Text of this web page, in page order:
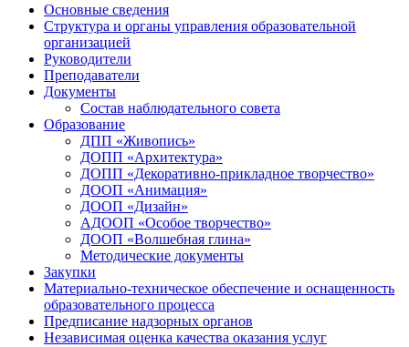
Основные сведения
Структура и органы управления образовательной
организацией
Руководители
Преподаватели
Документы
Состав наблюдательного совета
Образование
ДПП «Живопись»
ДОПП «Архитектура»
ДОПП «Декоративно-прикладное творчество»
ДООП «Анимация»
ДООП «Дизайн»
АДООП «Особое творчество»
ДООП «Волшебная глина»
Методические документы
Закупки
Материально-техническое обеспечение и оснащенность
образовательного процесса
Предписание надзорных органов
Независимая оценка качества оказания услуг